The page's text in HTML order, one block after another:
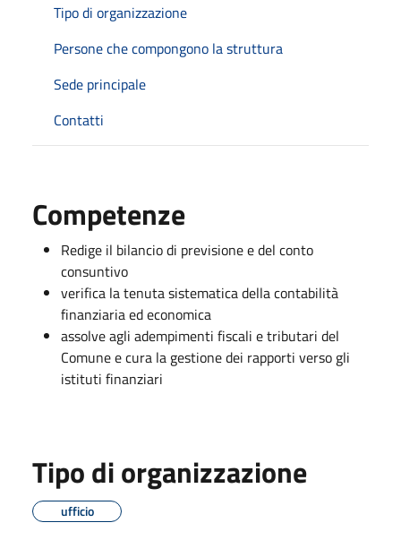
Tipo di organizzazione
Persone che compongono la struttura
Sede principale
Contatti
Competenze
Redige il bilancio di previsione e del conto
consuntivo
verifica la tenuta sistematica della contabilità
finanziaria ed economica
assolve agli adempimenti fiscali e tributari del
Comune e cura la gestione dei rapporti verso gli
istituti finanziari
Tipo di organizzazione
ufficio